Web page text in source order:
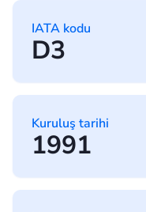
IATA kodu
D3
Kuruluş tarihi
1991